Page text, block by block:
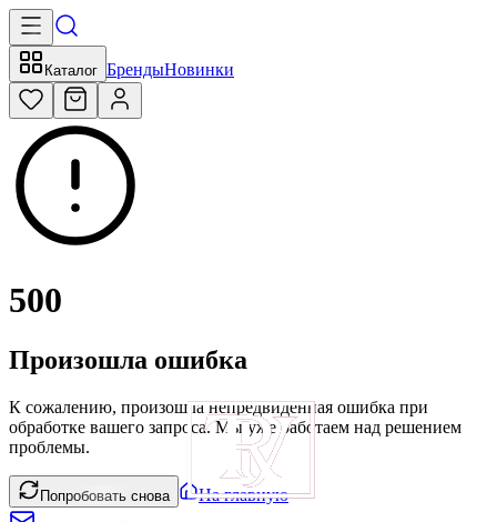
Каталог БрендыНовинки
500
Произошла ошибка
К сожалению, произошла непредвиденная ошибка при
обработке вашего запроса. Мы уже работаем над решением
проблемы.
Попробовать снова
На главную